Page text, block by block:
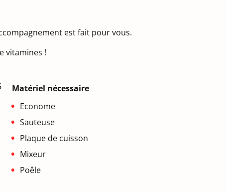
est fait pour vous.
vitamines !
Matériel nécessaire
Econome
Sauteuse
Plaque de cuisson
Mixeur
Poêle